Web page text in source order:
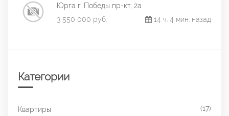
Юрга г, Победы пр-кт, 2а
3 550 000 руб.
14 ч. 4 мин. назад
Категории
Квартиры (17)